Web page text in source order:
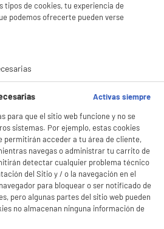
BIENVENIDO a ELECTRO
y tras tu consentimiento, ELECTRO DEPOT
procesan tus datos personales para:
a tus preferencias
personalizadas
en las redes sociales
web Consulta la política de cookies.
.
aún mejor. Si no acepta, se utilizarán cookies
en tu navegación. Puedes oponerte a su uso
tipos de cookies, tu experiencia de
podemos ofrecerte pueden verse
Activas siempre
para que el sitio web funcione y no se
sistemas. Por ejemplo, estas cookies
acceder a tu área de cliente,
navegas o administrar tu carrito de
detectar cualquier problema técnico
del Sitio y / o la navegación en el
para bloquear o ser notificado de
pero algunas partes del sitio web pueden
no almacenan ninguna información de